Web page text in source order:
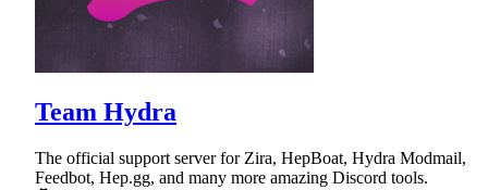
Team Hydra
The official support server for Zira, HepBoat, Hydra Modmail,
Feedbot, Hep.gg, and many more amazing Discord tools.